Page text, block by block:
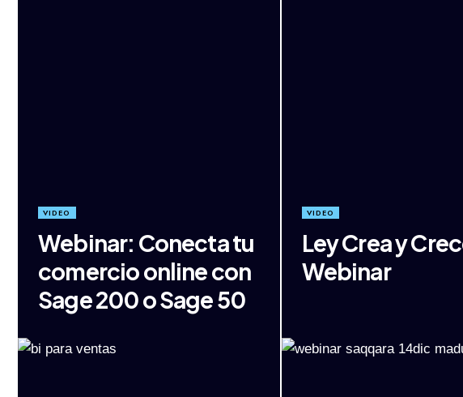
VIDEO
Webinar: Conecta tu
comercio online con
Sage 200 o Sage 50
VIDEO
Ley Crea y
Webinar